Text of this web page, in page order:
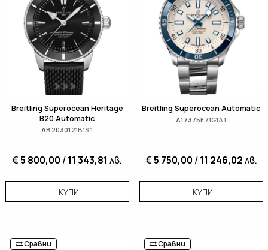
Breitling Superocean Heritage
B20 Automatic
AB2030121B1S1
€5 800,00 /11 343,81 лв.
КУПИ
Breitling Superocean Automatic
A17375E71G1A1
€5 750,00 /11 246,02лв.
КУПИ
Сравни Сравни